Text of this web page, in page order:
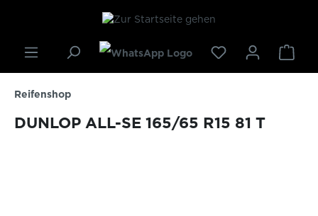
Reifenshop
DUNLOP ALL-SE 165/65 R15 81 T